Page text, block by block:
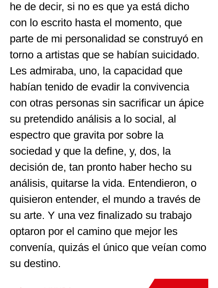
he de decir, si no es que ya está dicho
con lo escrito hasta el momento, que
parte de mi personalidad se construyó en
torno a artistas que se habían suicidado.
Les admiraba, uno, la capacidad que
habían tenido de evadir la convivencia
con otras personas sin sacrificar un ápice
su pretendido análisis a lo social, al
espectro que gravita por sobre la
sociedad y que la define, y, dos, la
decisión de, tan pronto haber hecho su
análisis, quitarse la vida. Entendieron, o
quisieron entender, el mundo a través de
su arte. Y una vez finalizado su trabajo
optaron por el camino que mejor les
convenía, quizás el único que veían como
su destino.